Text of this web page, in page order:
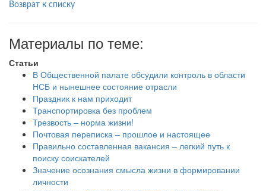
Возврат к списку
Материалы по теме:
Статьи
В Общественной палате обсудили контроль в области
НСБ и нынешнее состояние отрасли
Праздник к нам приходит
Транспортировка без проблем
Трезвость – норма жизни!
Почтовая переписка – прошлое и настоящее
Правильно составленная вакансия – легкий путь к
поиску соискателей
Значение осознания смысла жизни в формировании
личности